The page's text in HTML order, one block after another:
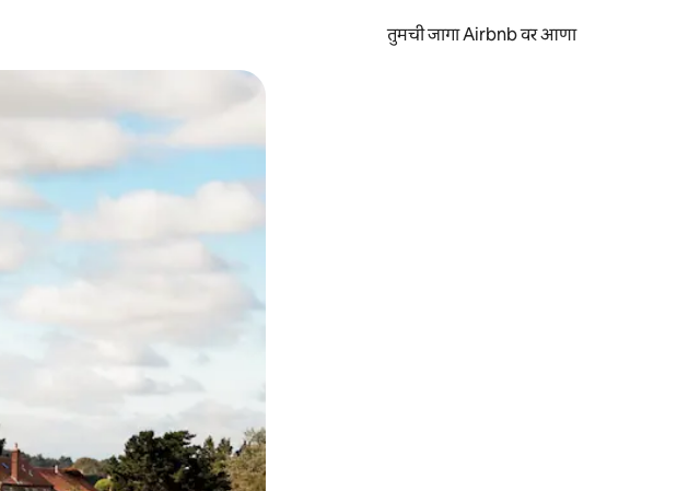
तुमची जागा Airbnb वर आणा
एक्सप्लोर करा.